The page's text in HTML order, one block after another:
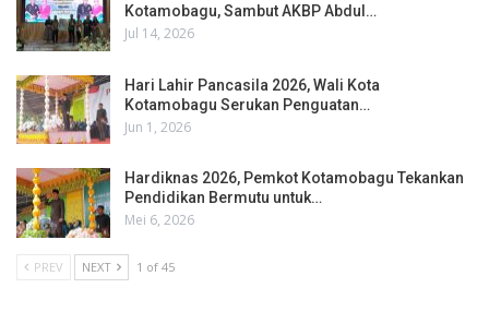
Kotamobagu, Sambut AKBP Abdul…
Jul 14, 2026
Hari Lahir Pancasila 2026, Wali Kota
Kotamobagu Serukan Penguatan…
Jun 1, 2026
Hardiknas 2026, Pemkot Kotamobagu Tekankan
Pendidikan Bermutu untuk…
Mei 6, 2026
PREV NEXT 1 of 45